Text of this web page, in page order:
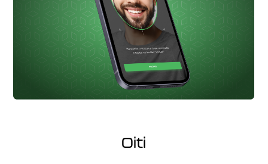
Oiti